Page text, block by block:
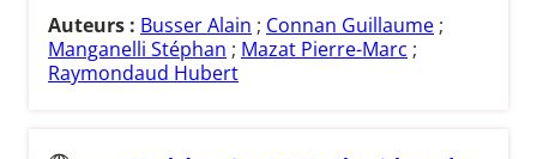
Auteurs : Busser Alain ; Connan Guillaume ;
Manganelli Stéphan ; Mazat Pierre-Marc ;
Raymondaud Hubert